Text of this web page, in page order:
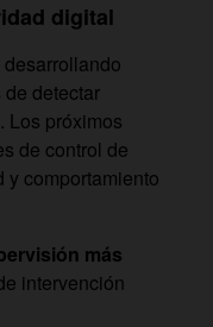
digital
detectar
Los próximos
de control de
y comportamiento
más
intervención